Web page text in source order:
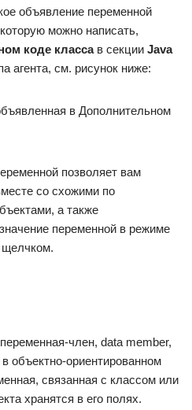
объявление переменной
можно написать,
коде классав секции Java
агента, см. рисунок ниже:
в Дополнительном
позволяет вам
со схожими по
а также
переменной в режиме
член, data member,
объектно-ориентированном
связанная с классом или
хранятся в его полях.